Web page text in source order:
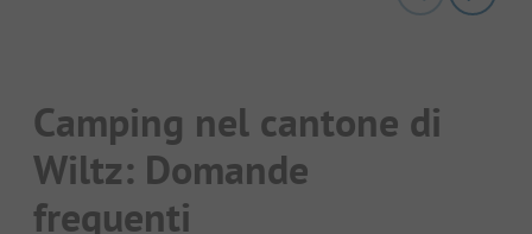
Camping nel cantone di
Wiltz: Domande
frequenti